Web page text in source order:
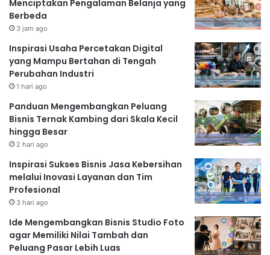
Menciptakan Pengalaman Belanja yang
Berbeda
3 jam ago
Inspirasi Usaha Percetakan Digital
yang Mampu Bertahan di Tengah
Perubahan Industri
1 hari ago
Panduan Mengembangkan Peluang
Bisnis Ternak Kambing dari Skala Kecil
hingga Besar
2 hari ago
Inspirasi Sukses Bisnis Jasa Kebersihan
melalui Inovasi Layanan dan Tim
Profesional
3 hari ago
Ide Mengembangkan Bisnis Studio Foto
agar Memiliki Nilai Tambah dan
Peluang Pasar Lebih Luas